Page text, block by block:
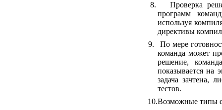
8.
Проверка
программ
используя
директивы
9.
По мере
команда может
решение,
показывается на
задача зачтена,
тестов.
10.Возможные типы